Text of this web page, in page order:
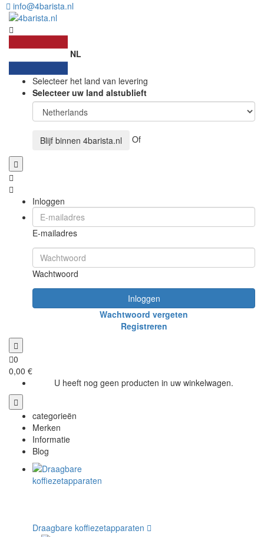
info@4barista.nl
NL
Selecteer het land van levering
Selecteer uw land alstublieft
Blijf binnen 4barista.nl Of
Inloggen
E-mailadres
Wachtwoord
Inloggen
Wachtwoord vergeten
Registreren
0
0,00 €
U heeft nog geen producten in uw winkelwagen.
categorieën
Merken
Informatie
Blog
Draagbare koffiezetapparaten